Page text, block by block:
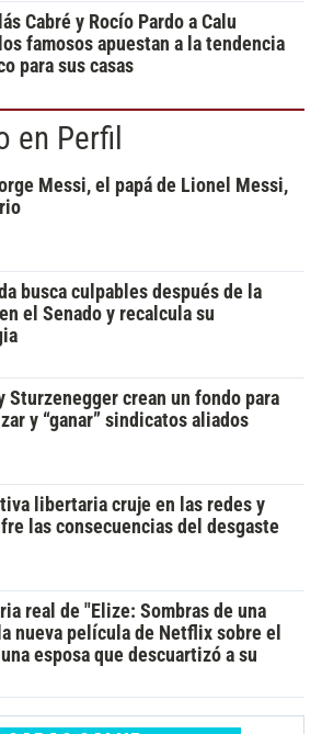
Cabré y Rocío Pardo a Calu
famosos apuestan a la tendencia
para sus casas
en Perfil
Messi, el papá de Lionel Messi,
busca culpables después de la
el Senado y recalcula su
Sturzenegger crean un fondo para
y “ganar” sindicatos aliados
libertaria cruje en las redes y
las consecuencias del desgaste
real de "Elize: Sombras de una
nueva película de Netflix sobre el
esposa que descuartizó a su